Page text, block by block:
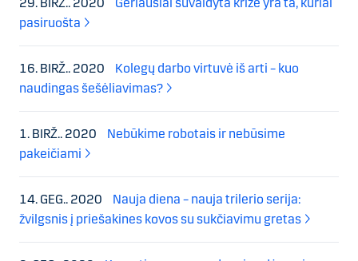
pasiruošta
16. BIRŽ.. 2020
Kolegų darbo virtuvė iš arti – kuo
naudingas šešėliavimas?
1. BIRŽ.. 2020
Nebūkime robotais ir nebūsime
pakeičiami
14. GEG.. 2020
Nauja diena – nauja trilerio serija:
žvilgsnis į priešakines kovos su sukčiavimu gretas